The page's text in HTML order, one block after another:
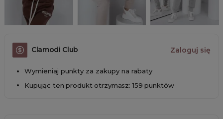
Clamodi Club Zaloguj się
Wymieniaj punkty za zakupy na rabaty
Kupując ten produkt otrzymasz: 159 punktów